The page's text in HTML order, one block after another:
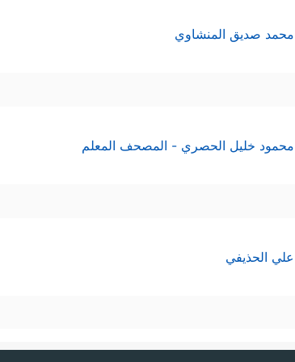
إِفكًا وكذبًا محضًا
ٱلۡمُؤۡمِنُونَ وَٱلۡمُؤۡمِنَـٰتُ بِأَنفُسِهِمۡ خَیۡرࣰا وَقَالُواْ هَـٰذَاۤ إِفۡكࣱ
لها ولنتائجها، ثم تتلقَّفها الألسنة
تَوَلَّىٰ كِبۡرَهُۥ مِنۡهُمۡ لَهُۥ عَذَابٌ عَظِیمࣱ﴾
وتدريبه على تحليلها ومواجهتها
محمد صديق المنشاوي
محمود خليل الحصري - المصحف المعلم
علي الحذيفي